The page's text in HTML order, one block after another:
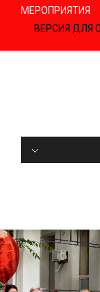
МЕРОПРИЯТИЯ
ВЕРСИЯ ДЛЯ